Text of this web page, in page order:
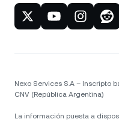
Nexo Services S.A – Inscripto
CNV (República Argentina)
La información puesta a